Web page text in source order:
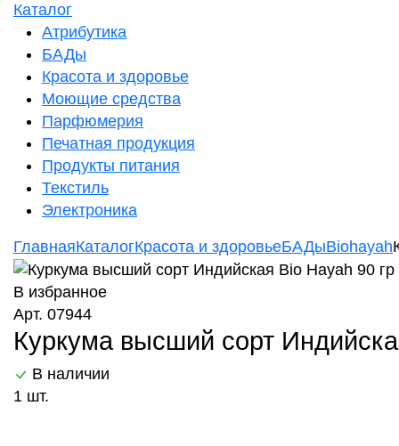
Каталог
Атрибутика
БАДы
Красота и здоровье
Моющие средства
Парфюмерия
Печатная продукция
Продукты питания
Текстиль
Электроника
ГлавнаяКаталогКрасота и здоровьеБАДыBiohayah
В избранное
Арт. 07944
Куркума высший сорт
В наличии
1 шт.